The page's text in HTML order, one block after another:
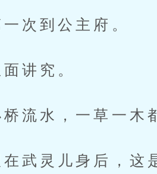
到公主府。
究。
水，一草一木都
灵儿身后，这是